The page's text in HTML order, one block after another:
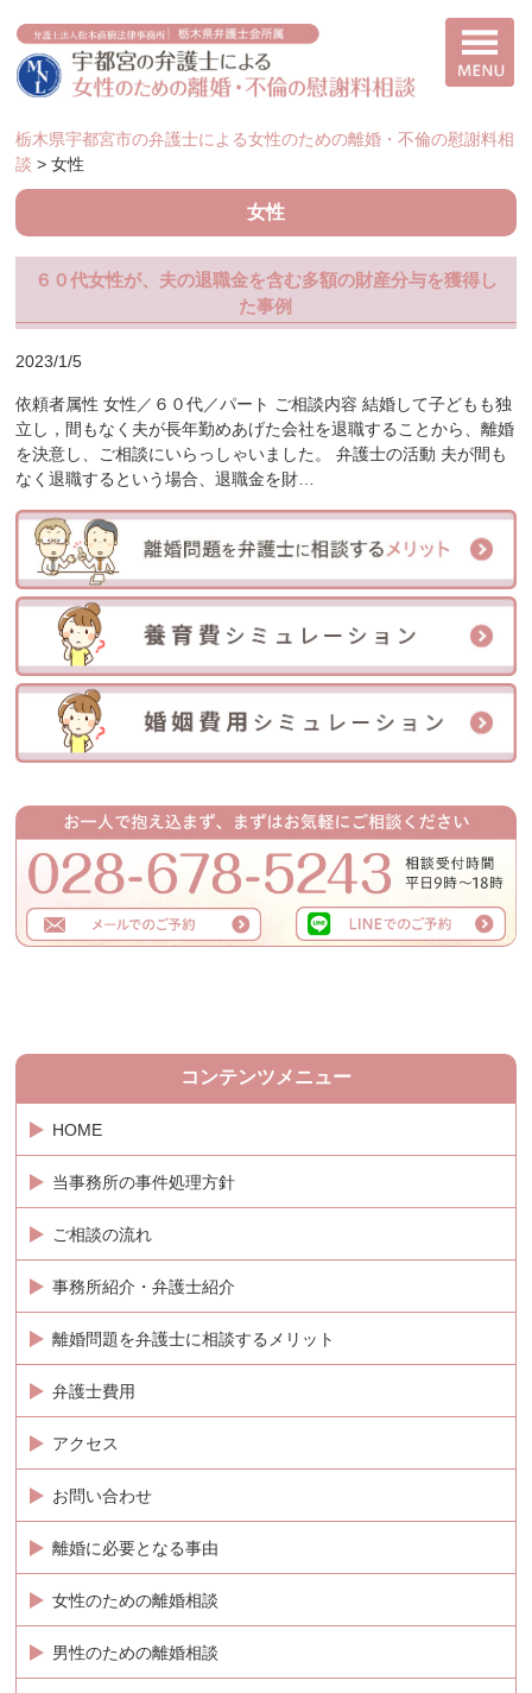
栃木県宇都宮市の弁護士による女性のための離婚・不倫の慰謝料相
談 >女性
女性
６０代女性が、夫の退職金を含む多額の財産分与を獲得し
た事例
2023/1/5
依頼者属性 女性／６０代／パート ご相談内容 結婚して子どもも独
立し，間もなく夫が長年勤めあげた会社を退職することから、離婚
を決意し、ご相談にいらっしゃいました。 弁護士の活動 夫が間も
なく退職するという場合、退職金を財…
コンテンツメニュー
HOME
当事務所の事件処理方針
ご相談の流れ
事務所紹介・弁護士紹介
離婚問題を弁護士に相談するメリット
弁護士費用
アクセス
お問い合わせ
離婚に必要となる事由
女性のための離婚相談
男性のための離婚相談